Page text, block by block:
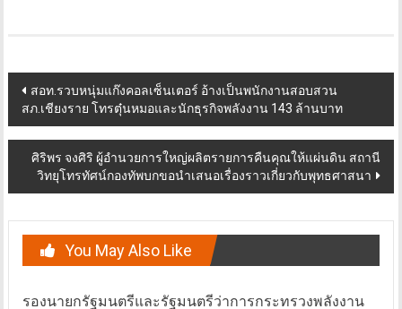
Post
navigation
สอท.รวบหนุ่มแก๊งคอลเซ็นเตอร์ อ้างเป็นพนักงานสอบสวน
สภ.เชียงราย โทรตุ๋นหมอและนักธุรกิจพลังงาน 143 ล้านบาท
ศิริพร จงศิริ ผู้อำนวยการใหญ่ผลิตรายการคืนคุณให้แผ่นดิน สถานี
วิทยุโทรทัศน์กองทัพบกขอนำเสนอเรื่องราวเกี่ยวกับพุทธศาสนา
You May Also Like
รองนายกรัฐมนตรีและรัฐมนตรีว่าการกระทรวงพลังงาน